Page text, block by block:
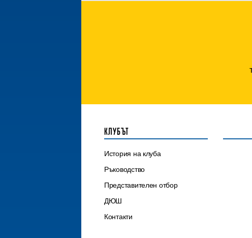
КЛУБЪТ
История на клуба
Ръководство
Представителен отбор
ДЮШ
Контакти